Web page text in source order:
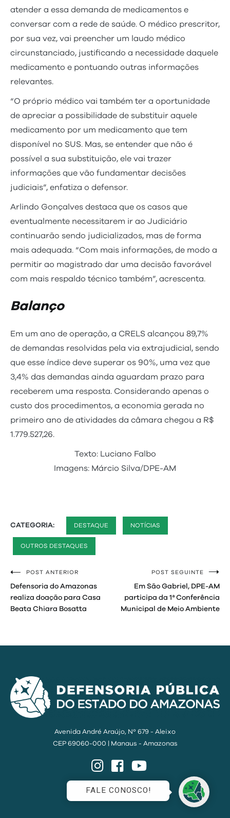
atender a essa demanda de medicamentos e
conversar com a rede de saúde. O médico prescritor,
por sua vez, vai preencher um laudo médico
circunstanciado, justificando a necessidade daquele
medicamento e pontuando outras informações
relevantes.
“O próprio médico vai também ter a oportunidade
de apreciar a possibilidade de substituir aquele
medicamento por um medicamento que tem
disponível no SUS. Mas, se entender que não é
possível a sua substituição, ele vai trazer
informações que vão fundamentar decisões
judiciais”, enfatiza o defensor.
Arlindo Gonçalves destaca que os casos que
eventualmente necessitarem ir ao Judiciário
continuarão sendo judicializados, mas de forma
mais adequada. “Com mais informações, de modo a
permitir ao magistrado dar uma decisão favorável
com mais respaldo técnico também”, acrescenta.
Balanço
Em um ano de operação, a CRELS alcançou 89,7%
de demandas resolvidas pela via extrajudicial, sendo
que esse índice deve superar os 90%, uma vez que
3,4% das demandas ainda aguardam prazo para
receberem uma resposta. Considerando apenas o
custo dos procedimentos, a economia gerada no
primeiro ano de atividades da câmara chegou a R$
1.779.527,26.
Texto: Luciano Falbo
Imagens: Márcio Silva/DPE-AM
CATEGORIA: DESTAQUE NOTÍCIAS
OUTROS DESTAQUES
Navegação
de
Post
POST ANTERIOR
Defensoria do Amazonas
realiza doação para Casa
Beata Chiara Bosatta
POST SEGUINTE
Em São Gabriel, DPE-AM
participa da 1ª Conferência
Municipal de Meio Ambiente
Avenida André Araújo, Nº 679 - Aleixo
CEP 69060-000 | Manaus - Amazonas
InstagramFacebook
FALE CONOSCO!